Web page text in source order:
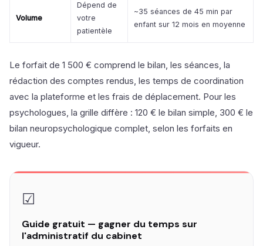
Volume
Dépend de
votre
patientèle
~35 séances de 45 min par
enfant sur 12 mois en moyenne
Le forfait de 1 500 € comprend le bilan, les séances, la
rédaction des comptes rendus, les temps de coordination
avec la plateforme et les frais de déplacement. Pour les
psychologues, la grille diffère : 120 € le bilan simple, 300 € le
bilan neuropsychologique complet, selon les forfaits en
vigueur.
☑
Guide gratuit — gagner du temps sur
l'administratif du cabinet